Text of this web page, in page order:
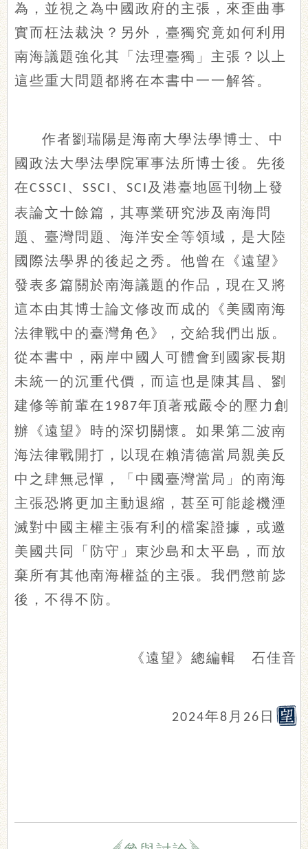
為，並視之為中國政府的主張，來歪曲事
實而枉法裁決？另外，臺獨究竟如何利用
南海議題強化其「法理臺獨」主張？以上
這些重大問題都將在本書中一一解答。
作者劉瑞陽是海南大學法學博士、中
國政法大學法學院軍事法所博士後。先後
在CSSCI 、 SSCI 、 SCI 及港臺地區刊物上發
表論文十餘篇，其專業研究涉及南海問
題、臺灣問題、海洋安全等領域，是大陸
國際法學界的後起之秀。他曾在《遠望》
發表多篇關於南海議題的作品，現在又將
這本由其博士論文修改而成的《美國南海
法律戰中的臺灣角色》，交給我們出版。
從本書中，兩岸中國人可體會到國家長期
未統一的沉重代價，而這也是陳其昌、劉
建修等前輩在 1987年頂著戒嚴令的壓力創
辦《遠望》時的深切關懷。如果第二波南
海法律戰開打，以現在賴清德當局親美反
中之肆無忌憚，「中國臺灣當局」的南海
主張恐將更加主動退縮，甚至可能趁機湮
滅對中國主權主張有利的檔案證據，或邀
美國共同「防守」東沙島和太平島，而放
棄所有其他南海權益的主張。我們懲前毖
後，不得不防。
《遠望》總編輯 石佳音
2024年8 月 26 日